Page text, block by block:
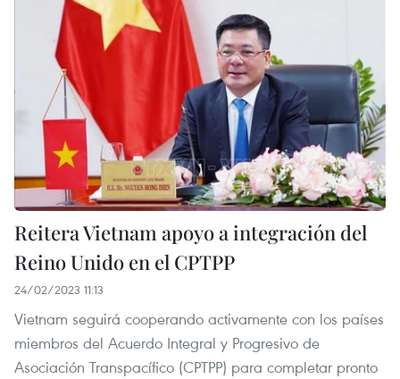
Reitera Vietnam apoyo a integración del
Reino Unido en el CPTPP
24/02/2023 11:13
Vietnam seguirá cooperando activamente con los países
miembros del Acuerdo Integral y Progresivo de
Asociación Transpacífico (CPTPP) para completar pronto